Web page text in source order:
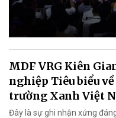
MDF VRG Kiên
nghiệp Tiêu biểu
trường Xanh Việt
Đây là sự ghi nhận xứng